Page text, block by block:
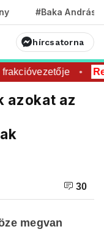
#Baka András
hírcsatorna
azokat az
30
megvan